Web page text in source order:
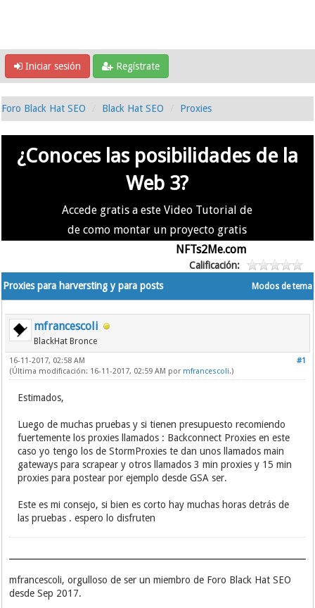
Iniciar sesión Regístrate
Foro Black Hat SEO Black Hat SEO Proxies
¿Conoces las posibilidades de la
Web 3?
Accede gratis a este Video Tutorial de
de como montar un proyecto gratis
NFTs2Me.com
Calificación:
Modos de tema
Proxies para harversting y para posts
mfrancescoli
BlackHat Bronce
#1
16-11-2017, 02:58 AM
(Última modificación: 16-11-2017, 02:59 AM por mfrancescoli.)
Estimados,
Luego de muchas pruebas y si tienen presupuesto recomiendo
fuertemente los proxies llamados : Backconnect Proxies en este
caso yo tengo los de StormProxies te dan unos llamados main
gateways para scrapear y otros llamados 3 min proxies y 15 min
proxies para postear por ejemplo desde GSA ser.
Este es mi consejo, si bien es corto hay muchas horas detrás de
las pruebas . espero lo disfruten
mfrancescoli, orgulloso de ser un miembro de Foro Black Hat SEO
desde Sep 2017.